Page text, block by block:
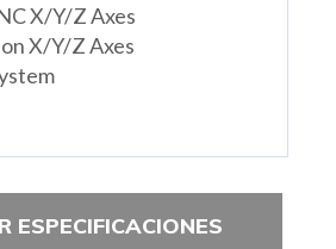
X/Y/Z Axes
on X/Y/Z Axes
ESPECIFICACIONES